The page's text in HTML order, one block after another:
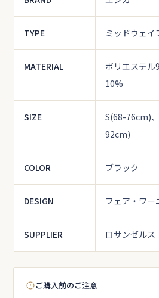
TYPE ミッドウェイ
MATERIAL
ポリエステル
10%
SIZE
S(68-76cm)
92cm)
COLOR ブラック
DESIGN フェア・ワー
SUPPLIER ロサンゼルス
ご購入前のご注意